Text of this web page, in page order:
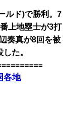
ルド)で勝利。7
上地塁士が3打
奏真が8回を被
た。
各地